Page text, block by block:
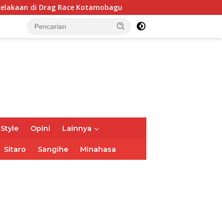
Kotamobagu TIFF 2026 Hadirkan Pesan
Opini Lainnya
Sitaro Sangihe Minahasa